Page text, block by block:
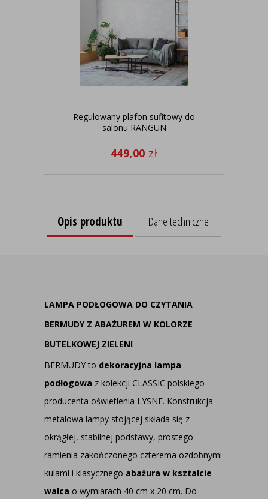
Regulowany plafon sufitowy do
salonu RANGUN
449,00 zł
Opis produktu Dane techniczne
LAMPA PODŁOGOWA DO CZYTANIA
BERMUDY Z ABAŻUREM W KOLORZE
BUTELKOWEJ ZIELENI
BERMUDY to dekoracyjna lampa
podłogowa z kolekcji CLASSIC polskiego
producenta oświetlenia LYSNE. Konstrukcja
metalowa lampy stojącej składa się z
okrągłej, stabilnej podstawy, prostego
ramienia zakończonego czterema ozdobnymi
kulami i klasycznego abażura w kształcie
walca o wymiarach 40 cm x 20 cm. Do